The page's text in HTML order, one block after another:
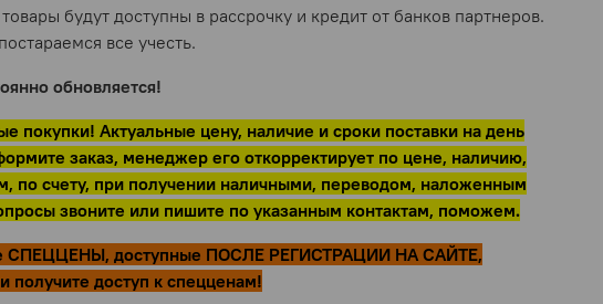
будут доступны в рассрочку и кредит от банков партнеров.
все учесть.
обновляется!
Актуальные цену, наличие и сроки поставки на день
заказ, менеджер его откорректирует по цене, наличию,
по счету, при получении наличными, переводом, наложенным
звоните или пишите по указанным контактам, поможем.
СПЕЦЦЕНЫ, доступные ПОСЛЕ РЕГИСТРАЦИИ НА САЙТЕ,
получите доступ к спецценам!